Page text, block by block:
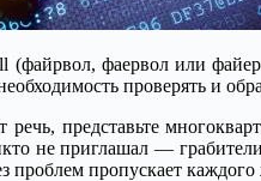
фаервол или
проверять и
представьте
не приглашал —
проблем пропускает